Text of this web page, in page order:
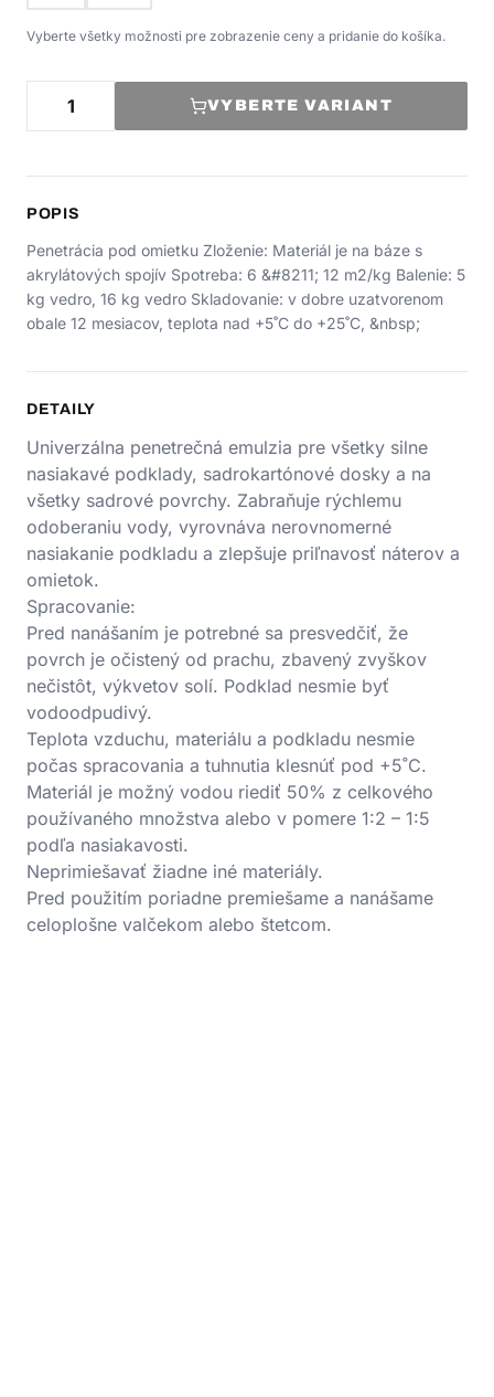
Vyberte všetky možnosti pre zobrazenie ceny a pridanie do košíka.
VYBERTE VARIANT
POPIS
Penetrácia pod omietku Zloženie: Materiál je na báze s
akrylátových spojív Spotreba: 6 &#8211; 12 m2/kg Balenie: 5
kg vedro, 16 kg vedro Skladovanie: v dobre uzatvorenom
obale 12 mesiacov, teplota nad +5˚C do +25˚C, &nbsp;
DETAILY
Univerzálna penetrečná emulzia pre všetky silne
nasiakavé podklady, sadrokartónové dosky a na
všetky sadrové povrchy. Zabraňuje rýchlemu
odoberaniu vody, vyrovnáva nerovnomerné
nasiakanie podkladu a zlepšuje priľnavosť náterov a
omietok.
Spracovanie:
Pred nanášaním je potrebné sa presvedčiť, že
povrch je očistený od prachu, zbavený zvyškov
nečistôt, výkvetov solí. Podklad nesmie byť
vodoodpudivý.
Teplota vzduchu, materiálu a podkladu nesmie
počas spracovania a tuhnutia klesnúť pod +5˚C.
Materiál je možný vodou riediť 50% z celkového
používaného množstva alebo v pomere 1:2 – 1:5
podľa nasiakavosti.
Neprimiešavať žiadne iné materiály.
Pred použitím poriadne premiešame a nanášame
celoplošne valčekom alebo štetcom.